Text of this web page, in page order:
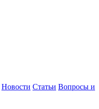
Новости Статьи Вопросы и